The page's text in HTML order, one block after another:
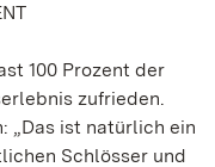
100 Prozent der
zufrieden.
„Das ist natürlich ein
Schlösser und